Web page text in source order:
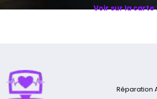
Voir sur la carte
Réparation